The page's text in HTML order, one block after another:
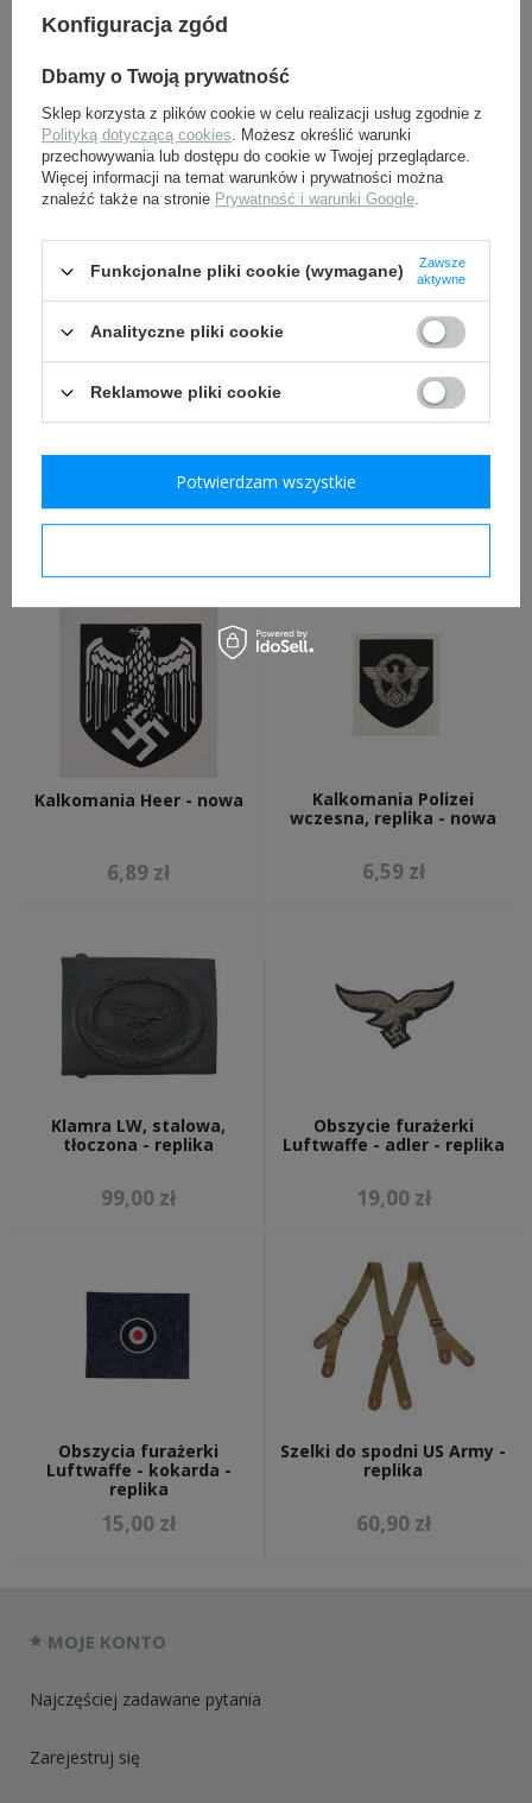
WSZYSTKIE WARIANTY
INNI Z TYM PRODUKTEM KUPILI
TAKŻE:
Kalkomania SS - nowa
Naszywka Gebirgsjäger
strzelców gór.
ciemnozielone
Kalkomania Heer - nowa
6,89 zł
Kalkomania Polizei
wczesna, replika - nowa
6,59 zł
Klamra LW, stalowa,
tłoczona - replika
99,00 zł
Obszycie furażerki
Luftwaffe - adler - replika
19,00 zł
Obszycia furażerki
Luftwaffe - kokarda -
replika
15,00 zł
Szelki do spodni US Army -
replika
60,90 zł
MOJE KONTO
Najczęściej zadawane pytania
Zarejestruj się
Konfiguracja zgód
Dbamy o Twoją prywatność
Sklep korzysta z plików cookie w celu realizacji usług zgodnie z
Polityką dotyczącą cookies. Możesz określić warunki
przechowywania lub dostępu do cookie w Twojej przeglądarce.
Więcej informacji na temat warunków i prywatności można
znaleźć także na stronie Prywatność i warunki Google.
Funkcjonalne pliki cookie (wymagane)
Zawsze
aktywne
Analityczne pliki cookie
Reklamowe pliki cookie
Potwierdzam wszystkie